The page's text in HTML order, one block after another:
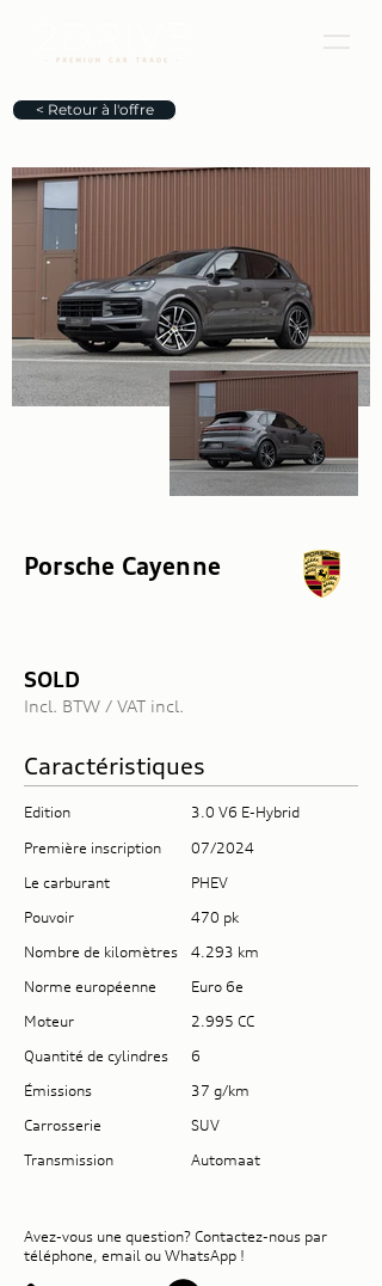
< Retour à l'offre
Porsche Cayenne
SOLD
Incl. BTW / VAT incl.
Caractéristiques
Edition
3.0 V6 E-Hybrid
Première inscription
07/2024
Le carburant
PHEV
Pouvoir
470 pk
Nombre de kilomètres
4.293 km
Norme européenne
Euro 6e
Moteur
2.995 CC
Quantité de cylindres
6
Émissions
37 g/km
Carrosserie
SUV
Transmission
Automaat
Avez-vous une question? Contactez-nous par
téléphone, email ou WhatsApp !